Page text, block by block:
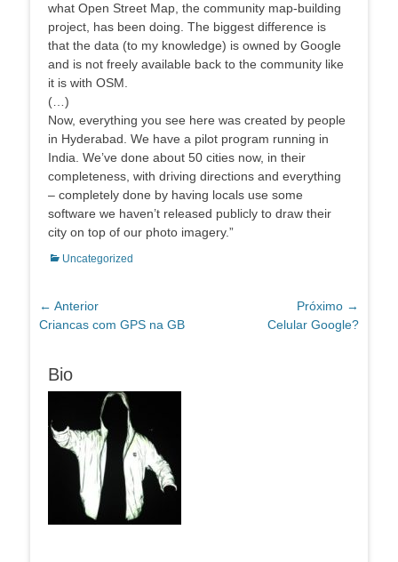
what Open Street Map, the community map-building
project, has been doing. The biggest difference is
that the data (to my knowledge) is owned by Google
and is not freely available back to the community like
it is with OSM.
(…)
Now, everything you see here was created by people
in Hyderabad. We have a pilot program running in
India. We’ve done about 50 cities now, in their
completeness, with driving directions and everything
– completely done by having locals use some
software we haven’t released publicly to draw their
city on top of our photo imagery.”
Categorias:
Uncategorized
Navegação
de
← Anterior
Post
Criancas com GPS na GB
Próximo →
Celular Google?
Bio